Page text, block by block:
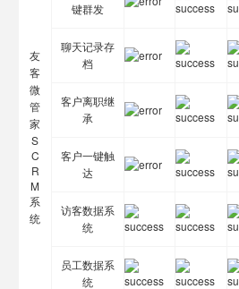
友
客
微
管
家
S
C
R
M
系
统
键群发
聊天记录存
档
客户离职继
承
客户一键触
达
访客数据系
统
员工数据系
统